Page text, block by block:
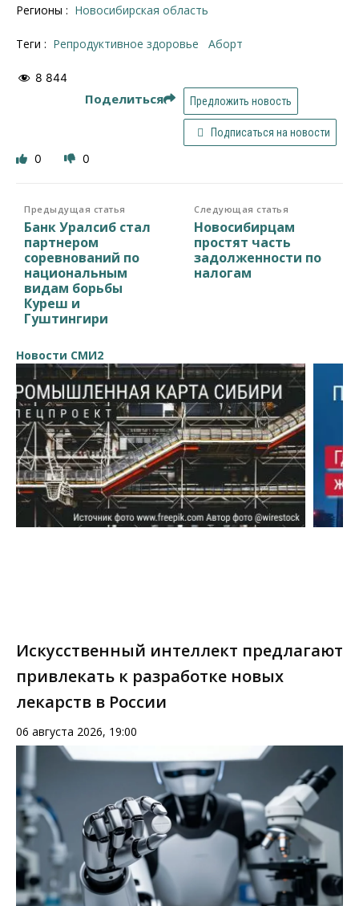
Регионы : Новосибирская область
Теги : репродуктивное здоровье аборт
8 844
Поделиться Предложить новость
Подписаться на новости
0 0
Предыдущая статья
Банк Уралсиб стал
партнером
соревнований по
национальным
видам борьбы
Куреш и
Гуштингири
Следующая статья
Новосибирцам
простят часть
задолженности по
налогам
Новости СМИ2
Искусственный интеллект предлагают
привлекать к разработке новых
лекарств в России
06 августа 2026, 19:00